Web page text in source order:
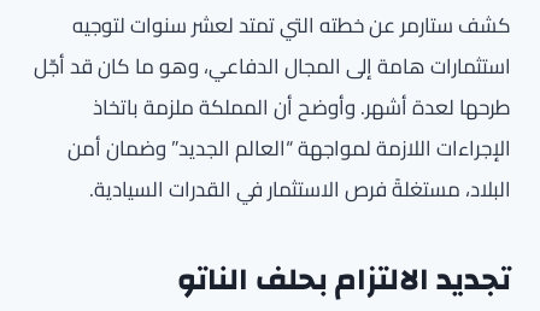
كشف ستارمر عن خطته التي تمتد لعشر سنوات لتوجيه
استثمارات هامة إلى المجال الدفاعي، وهو ما كان قد أجّل
طرحها لعدة أشهر. وأوضح أن المملكة ملزمة باتخاذ
الإجراءات اللازمة لمواجهة “العالم الجديد” وضمان أمن
البلاد، مستغلةً فرص الاستثمار في القدرات السيادية.
تجديد الالتزام بحلف الناتو